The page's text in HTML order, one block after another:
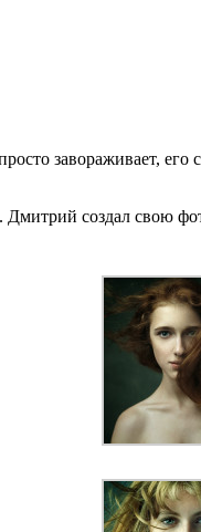
завораживает,
создал свою